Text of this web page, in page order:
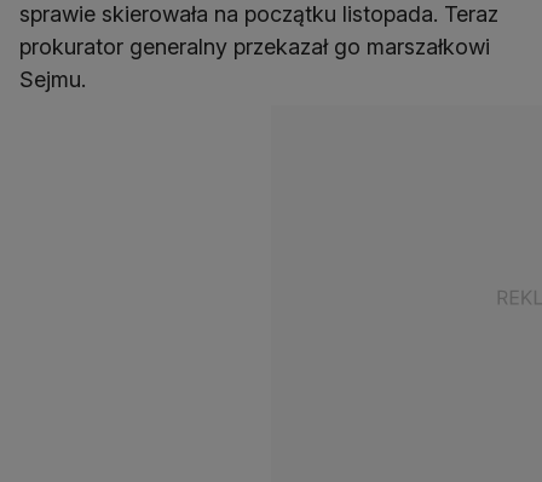
sprawie skierowała na początku listopada. Teraz
prokurator generalny przekazał go marszałkowi
Sejmu.